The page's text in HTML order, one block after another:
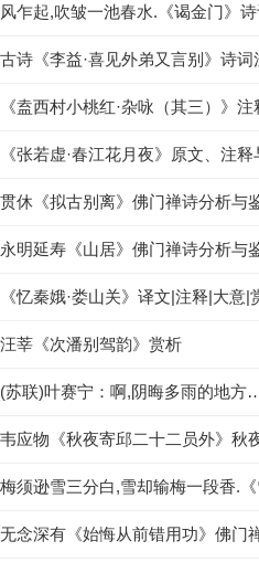
风乍起,吹皱一池春水.《谒金门》
古诗《李益·喜见外弟又言别》诗
《盍西村小桃红·杂咏（其三）》
《张若虚·春江花月夜》原文、注
贯休《拟古别离》佛门禅诗分析与
永明延寿《山居》佛门禅诗分析与
《忆秦娥·娄山关》译文|注释|大意|
汪莘《次潘别驾韵》赏析
(苏联)叶赛宁：啊,阴晦多雨的地
韦应物《秋夜寄邱二十二员外》秋
梅须逊雪三分白,雪却输梅一段香.
无念深有《始悔从前错用功》佛门